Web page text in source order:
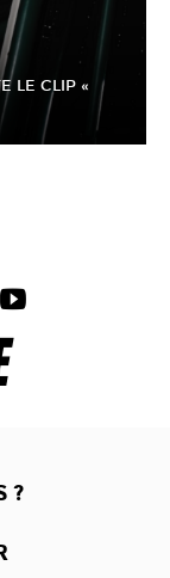
LE CLIP «
?